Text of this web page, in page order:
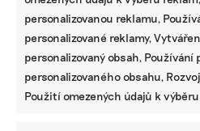
personalizovanou reklamu,
personalizované reklamy,
personalizovaný obsah, Používání
personalizovaného obsahu,
Použití omezených údajů k